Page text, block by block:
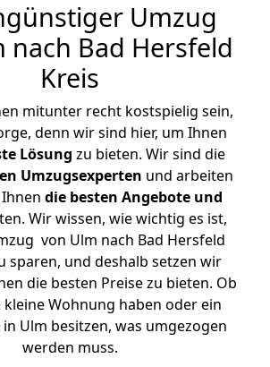
Umzug
nach Bad Hersfeld
Kreis
mitunter recht kostspielig sein,
denn wir sind hier, um Ihnen
Lösung zu bieten. Wir sind die
Umzugsexperten und arbeiten
die besten Angebote und
Wir wissen, wie wichtig es ist,
von Ulm nach Bad Hersfeld
sparen, und deshalb setzen wir
die besten Preise zu bieten. Ob
kleine Wohnung haben oder ein
Ulm besitzen, was umgezogen
werden muss.